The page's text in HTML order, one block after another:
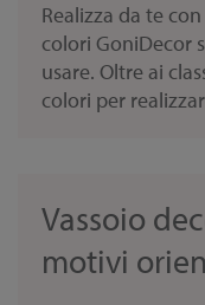
Realizza da te
colori GoniDecor
usare. Oltre ai
colori per
Vassoio
motivi